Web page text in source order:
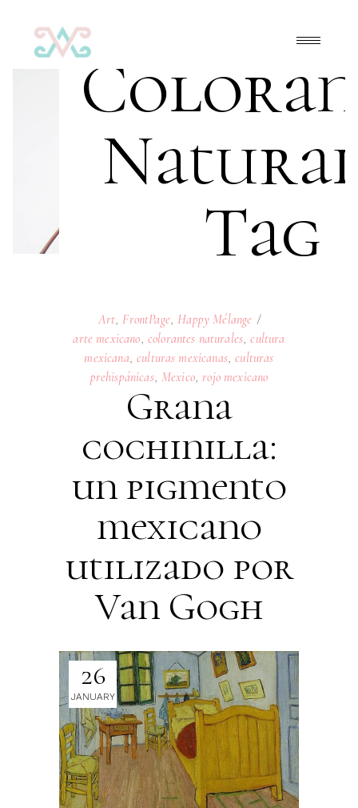
Tag
Art FrontPage Happy Mélange
arte mexicano colorantes naturales ,cultura
mexicana ,culturas mexicanas,culturas
prehispánicas, Mexico, rojo mexicano
Grana
cochinilla:
un pigmento
mexicano
utilizado por
Van Gogh
26
JANUARY